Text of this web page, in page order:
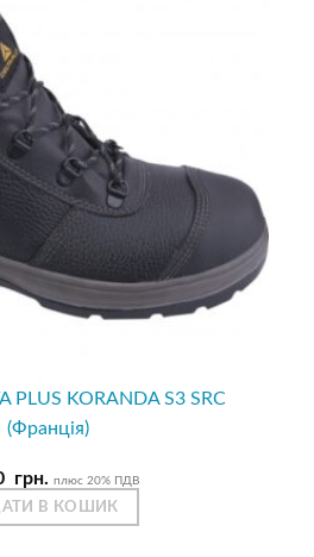
PLUS KORANDA S3 SRC
(Франція)
грн. плюс 20% ПДВ
В КОШИК